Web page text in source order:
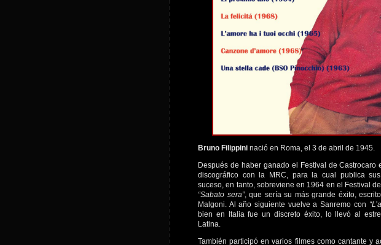
Bruno Filippini nació en Roma, el 3 de abril de 1945.
Después de haber ganado el Festival de Castrocaro
discográfico con la MRC, para la cual publica
suceso, en tanto, sobreviene en 1964 en el Festival
“Sabato sera”, que sería su más grande éxito,
Malgoni. Al año siguiente vuelve a Sanremo con
bien en Italia fue un discreto éxito, lo llevó al
Latina.
También participó en varios filmes como cantante y